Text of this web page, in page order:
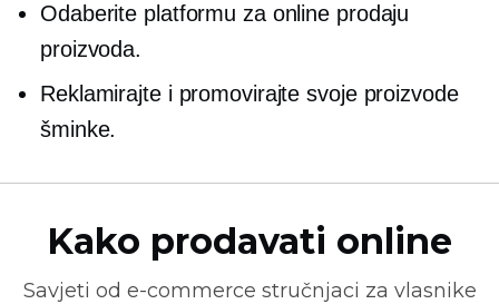
Odaberite platformu za online prodaju
proizvoda.
Reklamirajte i promovirajte svoje proizvode
šminke.
Kako prodavati online
Savjeti od e-commerce stručnjaci za vlasnike